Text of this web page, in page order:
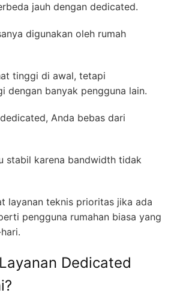
jauh dengan dedicated.
digunakan oleh rumah
tinggi di awal, tetapi
dengan banyak pengguna lain.
Anda bebas dari
stabil karena bandwidth tidak
layanan teknis prioritas jika ada
pengguna rumahan biasa yang
Dedicated